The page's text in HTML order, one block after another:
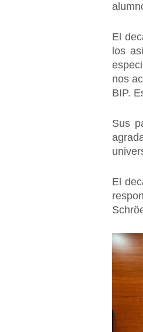
El
los
nos
BIP.
Sus
El